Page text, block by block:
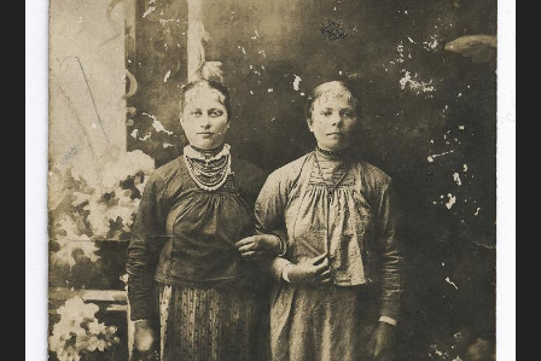
ОНЛАЙН-КРАМНИЦЯ
ПІДТРИМАТИ